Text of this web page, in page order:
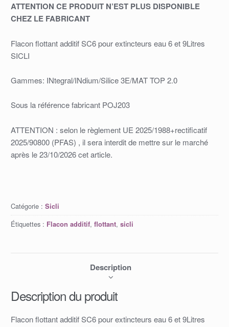
ATTENTION CE PRODUIT N’EST PLUS DISPONIBLE
CHEZ LE FABRICANT
Flacon flottant additif SC6 pour extincteurs eau 6 et 9Litres
SICLI
Gammes: INtegral/INdium/Silice 3E/MAT TOP 2.0
Sous la référence fabricant POJ203
ATTENTION : selon le règlement UE 2025/1988+rectificatif
2025/90800 (PFAS) , il sera interdit de mettre sur le marché
après le 23/10/2026 cet article.
Catégorie : Sicli
Étiquettes : Flacon additif, flottant, sicli
Description
Description du produit
Flacon flottant additif SC6 pour extincteurs eau 6 et 9Litres